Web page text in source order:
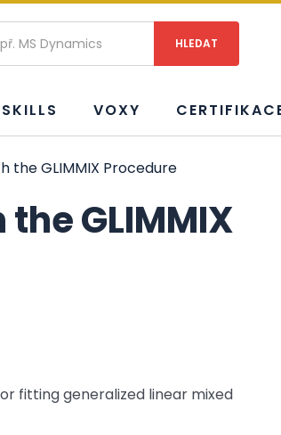
VOXY
the GLIMMIX Procedure
GLIMMIX
fitting generalized linear mixed